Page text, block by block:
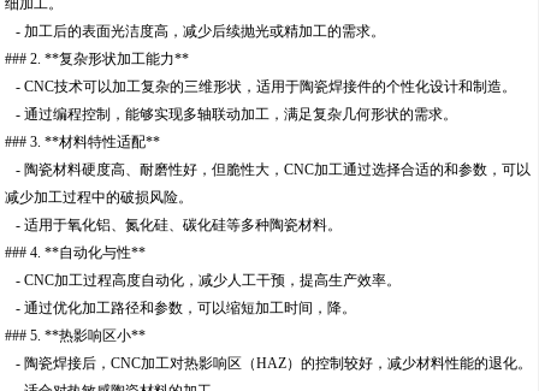
细加工。
- 加工后的表面光洁度高，减少后续抛光或精加工的需求。
### 2. **复杂形状加工能力**
- CNC技术可以加工复杂的三维形状，适用于陶瓷焊接件的个性化设计和制造。
- 通过编程控制，能够实现多轴联动加工，满足复杂几何形状的需求。
### 3. **材料特性适配**
- 陶瓷材料硬度高、耐磨性好，但脆性大，CNC加工通过选择合适的和参数，可以
减少加工过程中的破损风险。
- 适用于氧化铝、氮化硅、碳化硅等多种陶瓷材料。
### 4. **自动化与性**
- CNC加工过程高度自动化，减少人工干预，提高生产效率。
- 通过优化加工路径和参数，可以缩短加工时间，降。
### 5. **热影响区小**
- 陶瓷焊接后，CNC加工对热影响区（HAZ）的控制较好，减少材料性能的退化。